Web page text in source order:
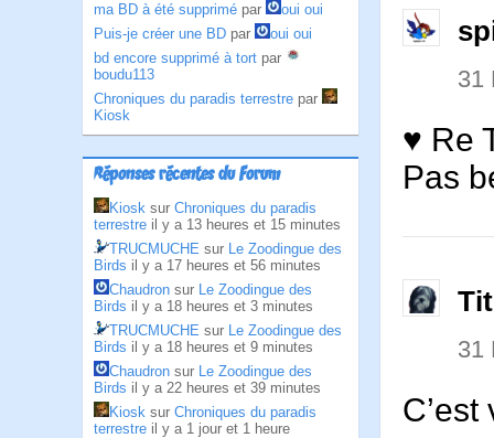
ma BD à été supprimé par
oui oui
Puis-je créer une BD par
oui oui
bd encore supprimé à tort par
boudu113
Chroniques du paradis terrestre par
Kiosk
Réponses récentes du Forum
Kiosk sur Chroniques du paradis
terrestre il y a 13 heures et 15 minutes
TRUCMUCHE sur Le Zoodingue des
Birds il y a 17 heures et 56 minutes
Chaudron sur Le Zoodingue des
Birds il y a 18 heures et 3 minutes
TRUCMUCHE sur Le Zoodingue des
Birds il y a 18 heures et 9 minutes
Chaudron sur Le Zoodingue des
Birds il y a 22 heures et 39 minutes
Kiosk sur Chroniques du paradis
terrestre il y a 1 jour et 1 heure
31
♥ Re
Pas
31